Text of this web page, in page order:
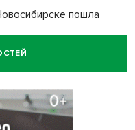
пошла